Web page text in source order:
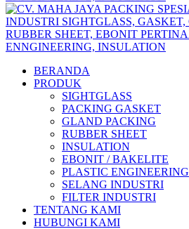
BERANDA
PRODUK
SIGHTGLASS
PACKING GASKET
GLAND PACKING
RUBBER SHEET
INSULATION
EBONIT / BAKELITE
PLASTIC ENGINEERING
SELANG INDUSTRI
FILTER INDUSTRI
TENTANG KAMI
HUBUNGI KAMI